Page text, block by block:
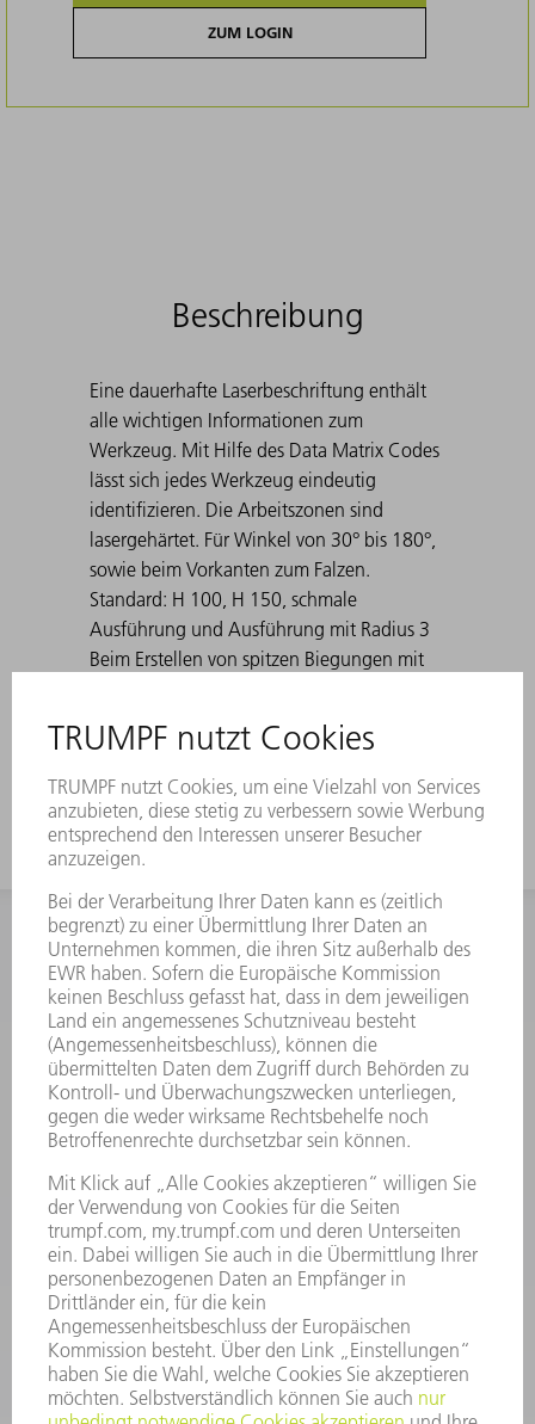
ZUM LOGIN
Beschreibung
Eine dauerhafte Laserbeschriftung enthält
alle wichtigen Informationen zum
Werkzeug. Mit Hilfe des Data Matrix Codes
lässt sich jedes Werkzeug eindeutig
identifizieren. Die Arbeitszonen sind
lasergehärtet. Für Winkel von 30° bis 180°,
sowie beim Vorkanten zum Falzen.
Standard: H 100, H 150, schmale
Ausführung und Ausführung mit Radius 3
Beim Erstellen von spitzen Biegungen mit
verklemmt. TRUMPF Ausstoßhilfen lösen
dieses Problem.
INFORMATION
Häufig gestellte Fragen
Allgemeine Geschäftsbedingungen
KONTAKT
Kundenbetreuung TRUMPF Werkzeugmaschinen
+49 7156 303 33222
Mo - Fr: 07:30 - 17:30 Uhr
Erweiterte Rufbereitschaft per Service App Mo - Fr:
06:30 - 20.00 Uhr Sa: 07:00 - 12:00 Uhr
Kundenbetreuung@trumpf.com
KONTAKT
Service TRUMPF Lasertechnik
+49 7156 303 37444
Mo - Fr: 07:30 - 18:00 Uhr
Additive Manufacturing 07:30 - 17:30 Uhr
spareparts.tld@trumpf.com